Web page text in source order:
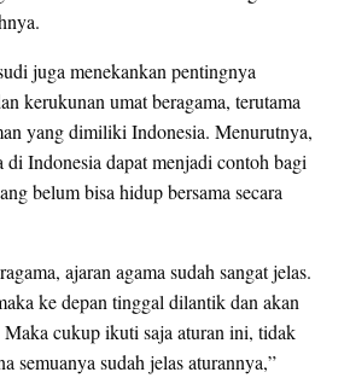
juga menekankan pentingnya
kerukunan umat beragama, terutama
yang dimiliki Indonesia. Menurutnya,
di Indonesia dapat menjadi contoh bagi
belum bisa hidup bersama secara
ajaran agama sudah sangat jelas.
ke depan tinggal dilantik dan akan
cukup ikuti saja aturan ini, tidak
semuanya sudah jelas aturannya,”